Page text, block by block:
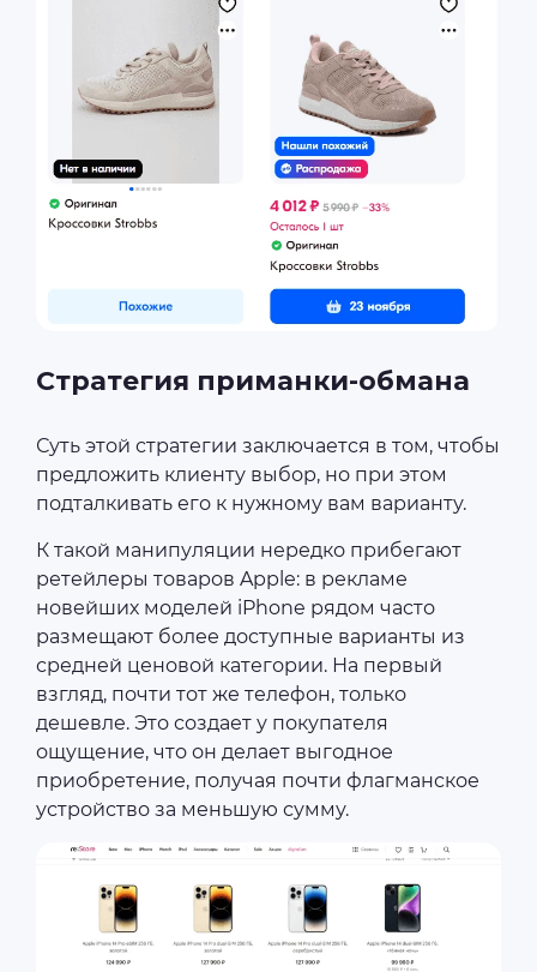
Стратегия приманки-обмана
Суть этой стратегии заключается в том, чтобы
предложить клиенту выбор, но при этом
подталкивать его к нужному вам варианту.
К такой манипуляции нередко прибегают
ретейлеры товаров Apple: в рекламе
новейших моделей iPhone рядом часто
размещают более доступные варианты из
средней ценовой категории. На первый
взгляд, почти тот же телефон, только
дешевле. Это создает у покупателя
ощущение, что он делает выгодное
приобретение, получая почти флагманское
устройство за меньшую сумму.